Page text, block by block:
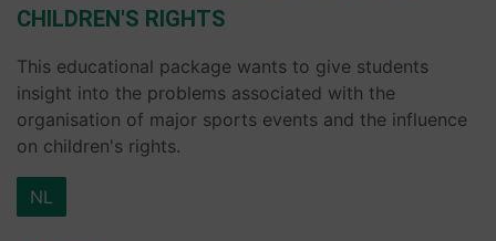
CHILDREN'S RIGHTS
This educational package wants to give students
insight into the problems associated with the
organisation of major sports events and the influence
on children's rights.
NL